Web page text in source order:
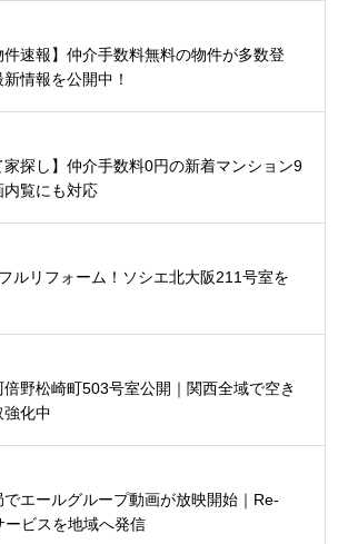
件速報】仲介手数料無料の物件が多数登
情報を公開中！
家探し】仲介手数料0円の新着マンション9
覧にも対応
ルリフォーム！ソシエ北大阪211号室を
倍野松崎町503号室公開｜関西全域で空き
強化中
エールグループ動画が放映開始｜Re-
ービスを地域へ発信